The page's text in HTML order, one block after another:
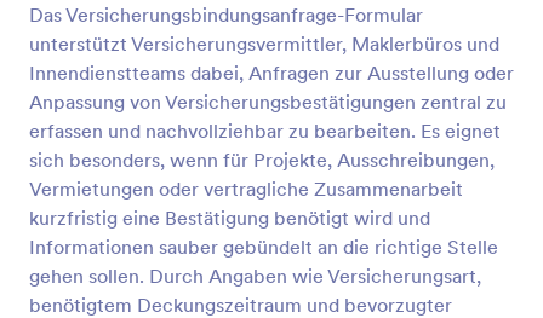
Das Versicherungsbindungsanfrage-Formular
unterstützt Versicherungsvermittler, Maklerbüros und
Innendienstteams dabei, Anfragen zur Ausstellung oder
Anpassung von Versicherungsbestätigungen zentral zu
erfassen und nachvollziehbar zu bearbeiten. Es eignet
sich besonders, wenn für Projekte, Ausschreibungen,
Vermietungen oder vertragliche Zusammenarbeit
kurzfristig eine Bestätigung benötigt wird und
Informationen sauber gebündelt an die richtige Stelle
gehen sollen. Durch Angaben wie Versicherungsart,
benötigtem Deckungszeitraum und bevorzugter
Vorschau